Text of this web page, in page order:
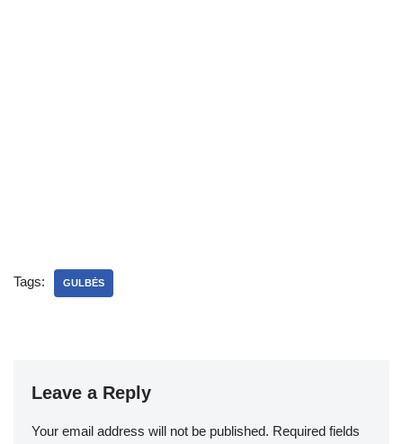
Tags: GULBĖS
Leave a Reply
Your email address will not be published. Required fields